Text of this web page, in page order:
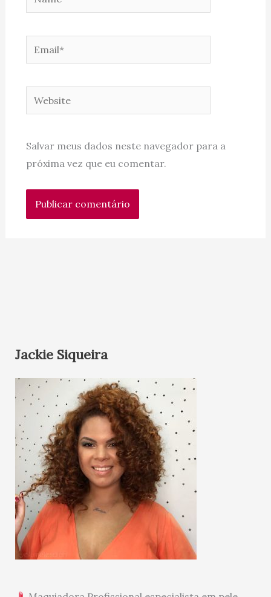
Email*
Website
Salvar meus dados neste navegador para a
próxima vez que eu comentar.
Jackie Siqueira